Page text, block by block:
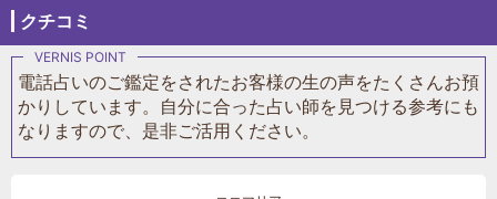
クチコミ
電話占いのご鑑定をされたお客様の生の声をたくさんお預
かりしています。自分に合った占い師を見つける参考にも
なりますので、是非ご活用ください。